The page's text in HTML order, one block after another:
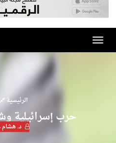
Toggle
navigation
الرئيسية
حرب إسرائيلية
د. هشام